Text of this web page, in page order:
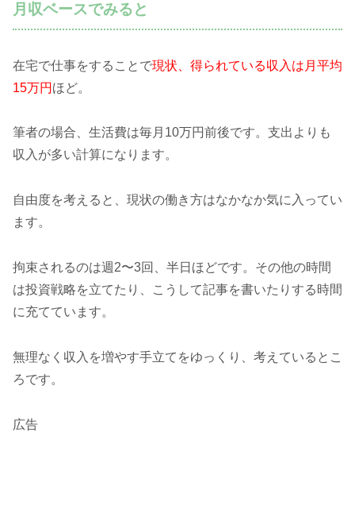
月収ベースでみると
在宅で仕事をすることで現状、得られている収入は月平均
15万円 ほど。
筆者の場合、生活費は毎月10万円前後です。支出よりも
収入が多い計算になります。
自由度を考えると、現状の働き方はなかなか気に入ってい
ます。
拘束されるのは週2〜3回、半日ほどです。その他の時間
は投資戦略を立てたり、こうして記事を書いたりする時間
に充てています。
無理なく収入を増やす手立てをゆっくり、考えているとこ
ろです。
広告